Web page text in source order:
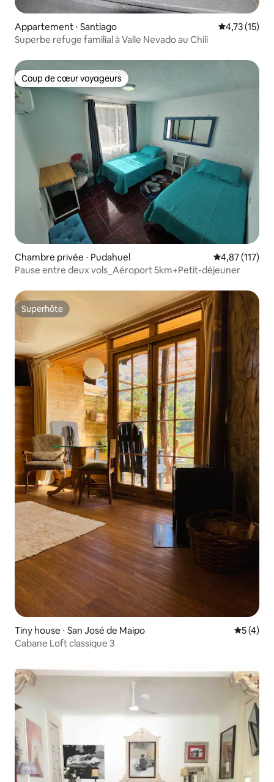
Appartement ⋅ Santiago Évaluation
4,73 (15)
Superbe refuge familial à Valle Nevado au Chili
Coup de cœur voyageurs
Coup de cœur voyageurs
Chambre privée ⋅ Pudahuel Évaluation
4,87 (117)
Pause entre deux vols_Aéroport 5km+Petit-déjeuner
Superhôte
Superhôte
Tiny house ⋅ San José de Maipo
5 (4)
Cabane Loft classique 3